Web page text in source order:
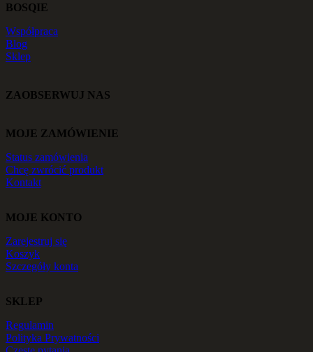
BOSQIE
Współpraca
Blog
Sklep
ZAOBSERWUJ NAS
MOJE ZAMÓWIENIE
Status zamówienia
Chcę zwrócić produkt
Kontakt
MOJE KONTO
Zarejestruj się
Koszyk
Szczegóły konta
SKLEP
Regulamin
Polityka Prywatności